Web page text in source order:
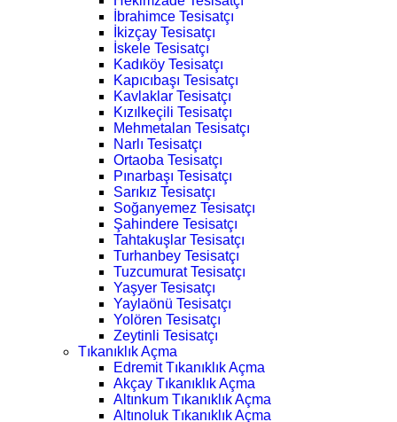
İbrahimce Tesisatçı
İkizçay Tesisatçı
İskele Tesisatçı
Kadıköy Tesisatçı
Kapıcıbaşı Tesisatçı
Kavlaklar Tesisatçı
Kızılkeçili Tesisatçı
Mehmetalan Tesisatçı
Narlı Tesisatçı
Ortaoba Tesisatçı
Pınarbaşı Tesisatçı
Sarıkız Tesisatçı
Soğanyemez Tesisatçı
Şahindere Tesisatçı
Tahtakuşlar Tesisatçı
Turhanbey Tesisatçı
Tuzcumurat Tesisatçı
Yaşyer Tesisatçı
Yaylaönü Tesisatçı
Yolören Tesisatçı
Zeytinli Tesisatçı
Tıkanıklık Açma
Edremit Tıkanıklık Açma
Akçay Tıkanıklık Açma
Altınkum Tıkanıklık Açma
Altınoluk Tıkanıklık Açma